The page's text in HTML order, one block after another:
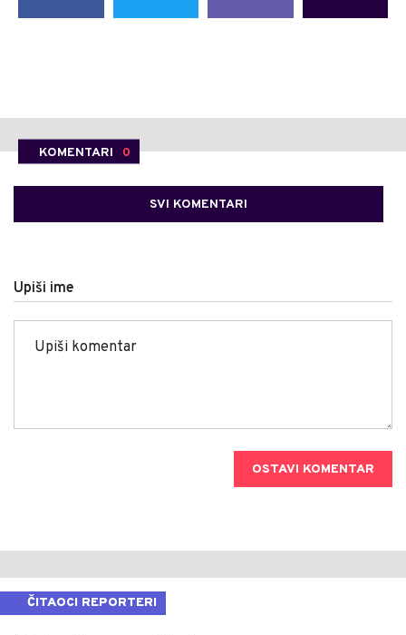
KOMENTARI 0
SVI KOMENTARI
Upiši ime
OSTAVI KOMENTAR
ČITAOCI REPORTERI